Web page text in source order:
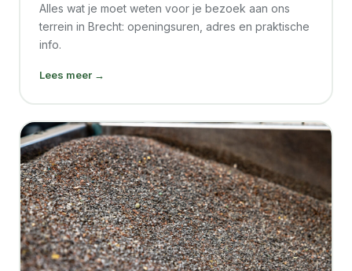
Alles wat je moet weten voor je bezoek aan ons
terrein in Brecht: openingsuren, adres en praktische
info.
Lees meer →